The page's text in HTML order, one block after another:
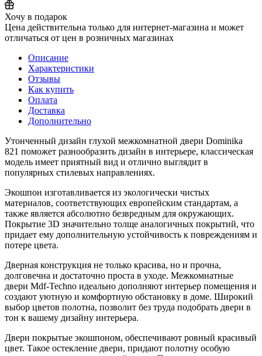
Хочу в подарок
Цена действительна только для интернет-магазина и может
отличаться от цен в розничных магазинах
Описание
Характеристики
Отзывы
Как купить
Оплата
Доставка
Дополнительно
Утонченный дизайн глухой межкомнатной двери Dominika
821 поможет разнообразить дизайн в интерьере, классическая
модель имеет приятный вид и отлично выглядит в
популярных стилевых направлениях.
Экошпон изготавливается из экологически чистых
материалов, соответствующих европейским стандартам, а
также является абсолютно безвредным для окружающих.
Покрытие 3D значительно толще аналогичных покрытий, что
придает ему дополнительную устойчивость к повреждениям и
потере цвета.
Дверная конструкция не только красива, но и прочна,
долговечна и достаточно проста в уходе. Межкомнатные
двери Mdf-Techno идеально дополняют интерьер помещения и
создают уютную и комфортную обстановку в доме. Широкий
выбор цветов полотна, позволит без труда подобрать двери в
тон к вашему дизайну интерьера.
Двери покрытые экошпоном, обеспечивают ровный красивый
цвет. Такое остекление двери, придают полотну особую